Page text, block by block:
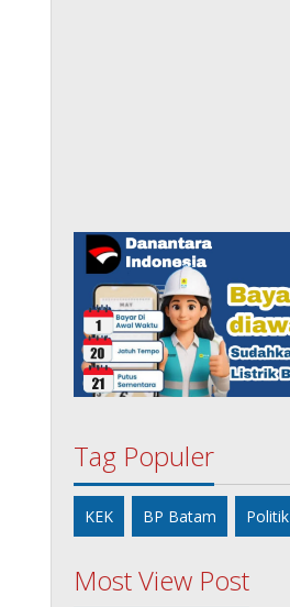
Tag Populer
KEK BP Batam Politik
Most View Post